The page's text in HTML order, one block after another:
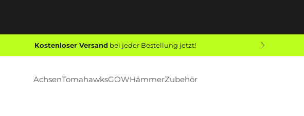
Kostenloser Versand bei jeder Bestellung jetzt! Weiter
AchsenTomahawksGOWHämmerZubehör